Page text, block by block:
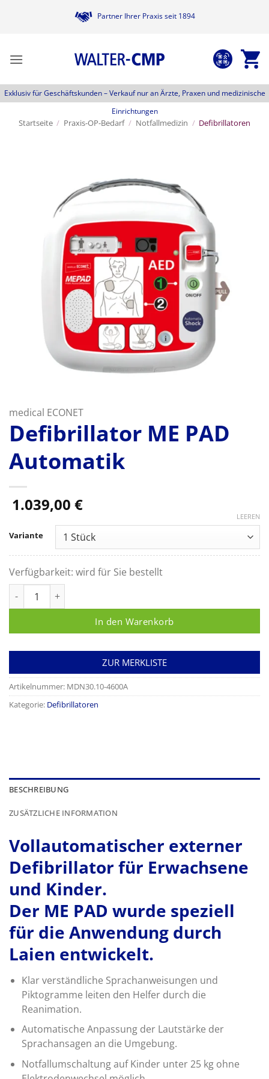
Partner Ihrer Praxis seit 1894
Exklusiv für Geschäftskunden –Verkauf nur an Ärzte, Praxen und medizinische
Einrichtungen
Startseite / Praxis-OP-Bedarf / Notfallmedizin / Defibrillatoren
medical ECONET
Defibrillator ME PAD
Automatik
1.039,00 €
Variante
LEEREN
Verfügbarkeit: wird für Sie bestellt
In den Warenkorb
ZUR MERKLISTE
Artikelnummer: MDN30.10-4600A
Kategorie: Defibrillatoren
BESCHREIBUNG
ZUSÄTZLICHE INFORMATION
Vollautomatischer externer
Defibrillator für Erwachsene
und Kinder.
Der ME PAD wurde speziell
für die Anwendung durch
Laien entwickelt.
Klar verständliche Sprachanweisungen und
Piktogramme leiten den Helfer durch die
Reanimation.
Automatische Anpassung der Lautstärke der
Sprachansagen an die Umgebung.
Notfallumschaltung auf Kinder unter 25 kg ohne